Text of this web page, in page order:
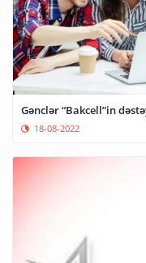
Gənclər “Bakcell”in
18-08-2022